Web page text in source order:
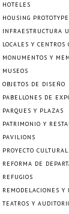
HOTELES
HOUSING PROTOTYPE
INFRAESTRUCTURA
LOCALES Y CENTROS
MONUMENTOS Y
MUSEOS
OBJETOS DE DISEÑO
PABELLONES DE
PARQUES Y PLAZAS
PATRIMONIO Y
PAVILIONS
PROYECTO CULTURAL
REFORMA DE
REFUGIOS
REMODELACIONES Y
TEATROS Y